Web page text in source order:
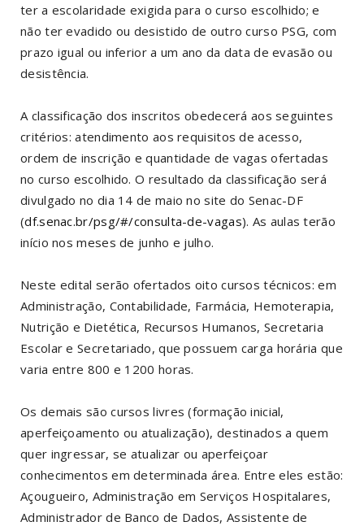
ter a escolaridade exigida para o curso escolhido; e
não ter evadido ou desistido de outro curso PSG, com
prazo igual ou inferior a um ano da data de evasão ou
desistência.
A classificação dos inscritos obedecerá aos seguintes
critérios: atendimento aos requisitos de acesso,
ordem de inscrição e quantidade de vagas ofertadas
no curso escolhido. O resultado da classificação será
divulgado no dia 14 de maio no site do Senac-DF
(df.senac.br/psg/#/consulta-de-vagas). As aulas terão
início nos meses de junho e julho.
Neste edital serão ofertados oito cursos técnicos: em
Administração, Contabilidade, Farmácia, Hemoterapia,
Nutrição e Dietética, Recursos Humanos, Secretaria
Escolar e Secretariado, que possuem carga horária que
varia entre 800 e 1200 horas.
Os demais são cursos livres (formação inicial,
aperfeiçoamento ou atualização), destinados a quem
quer ingressar, se atualizar ou aperfeiçoar
conhecimentos em determinada área. Entre eles estão:
Açougueiro, Administração em Serviços Hospitalares,
Administrador de Banco de Dados, Assistente de